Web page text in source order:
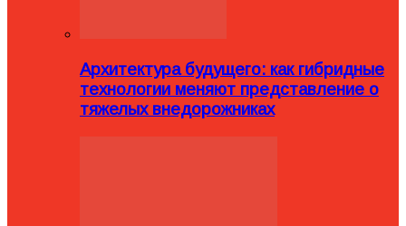
Архитектура будущего: как гибридные
технологии меняют представление о
тяжелых внедорожниках